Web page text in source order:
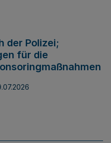
der Polizei;
für die